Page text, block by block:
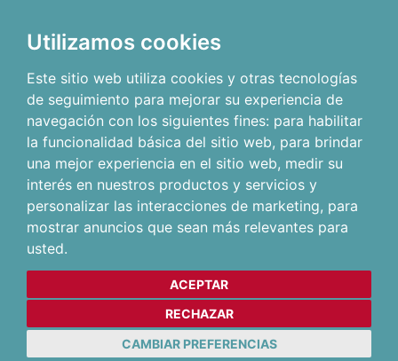
Utilizamos cookies
Este sitio web utiliza cookies y otras tecnologías
de seguimiento para mejorar su experiencia de
navegación con los siguientes fines: para habilitar
la funcionalidad básica del sitio web, para brindar
una mejor experiencia en el sitio web, medir su
interés en nuestros productos y servicios y
personalizar las interacciones de marketing, para
mostrar anuncios que sean más relevantes para
usted.
ACEPTAR
RECHAZAR
CAMBIAR PREFERENCIAS